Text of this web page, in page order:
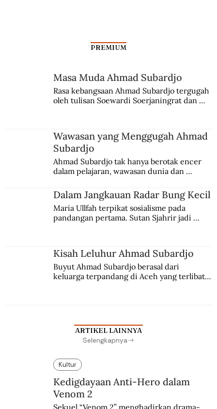
PREMIUM
Masa Muda Ahmad Subardjo
Rasa kebangsaan Ahmad Subardjo tergugah
oleh tulisan Soewardi Soerjaningrat dan
Wawasan yang Menggugah Ahmad
Subardjo
Ahmad Subardjo tak hanya berotak encer
dalam pelajaran, wawasan dunia dan
Jules Verne, Multatuli, hingga Sun Yat-sen.
Dalam Jangkauan Radar Bung Kecil
Maria Ullfah terpikat sosialisme pada
pandangan pertama. Sutan Sjahrir jadi
Kisah Leluhur Ahmad Subardjo
Buyut Ahmad Subardjo berasal dari
keluarga terpandang di Aceh yang terlibat
ARTIKEL LAINNYA
Selengkapnya
Kultur
Kedigdayaan Anti-Hero dalam
Venom 2